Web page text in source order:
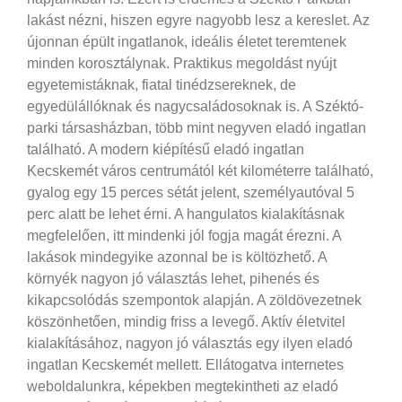
lakást nézni, hiszen egyre nagyobb lesz a kereslet. Az
újonnan épült ingatlanok, ideális életet teremtenek
minden korosztálynak. Praktikus megoldást nyújt
egyetemistáknak, fiatal tinédzsereknek, de
egyedülállóknak és nagycsaládosoknak is. A Széktó-
parki társasházban, több mint negyven eladó ingatlan
található. A modern kiépítésű eladó ingatlan
Kecskemét város centrumától két kilométerre található,
gyalog egy 15 perces sétát jelent, személyautóval 5
perc alatt be lehet érni. A hangulatos kialakításnak
megfelelően, itt mindenki jól fogja magát érezni. A
lakások mindegyike azonnal be is költözhető. A
környék nagyon jó választás lehet, pihenés és
kikapcsolódás szempontok alapján. A zöldövezetnek
köszönhetően, mindig friss a levegő. Aktív életvitel
kialakításához, nagyon jó választás egy ilyen eladó
ingatlan Kecskemét mellett. Ellátogatva internetes
weboldalunkra, képekben megtekintheti az eladó